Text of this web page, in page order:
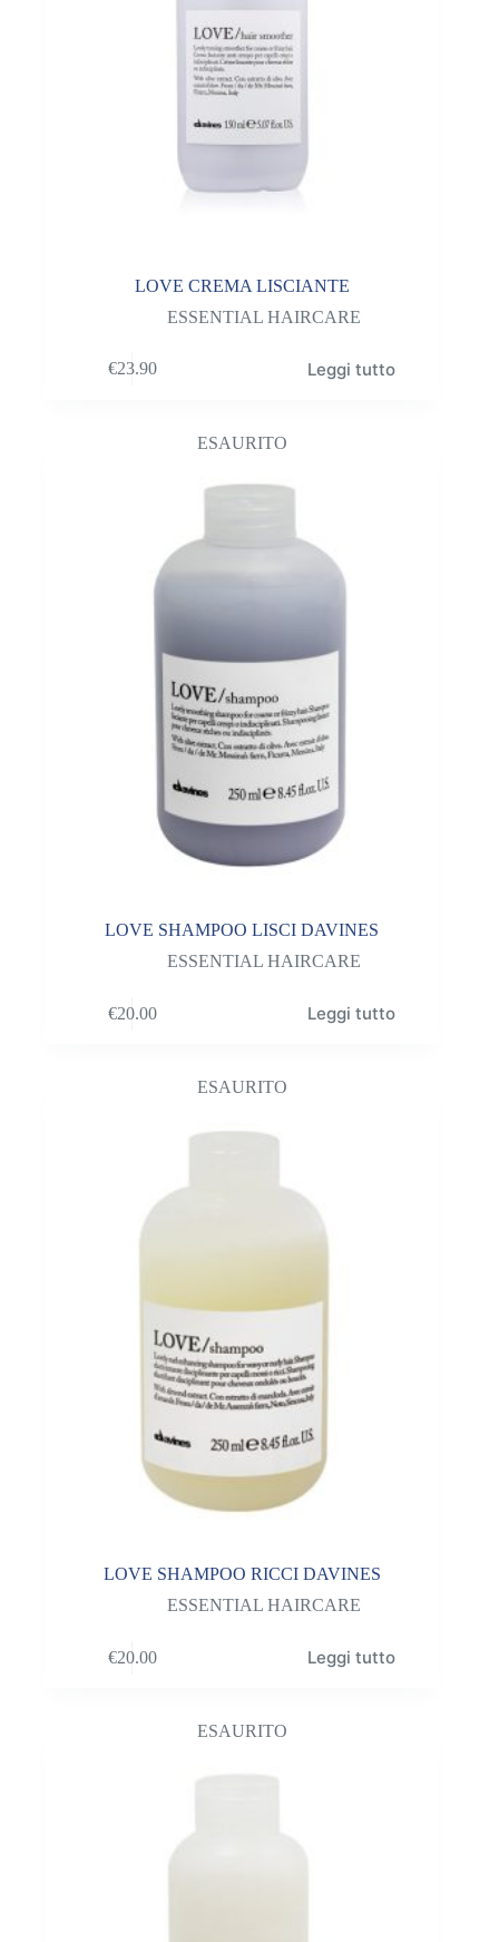
LOVE CREMA LISCIANTE
ESSENTIAL HAIRCARE
€23.90 Leggi tutto
ESAURITO
LOVE SHAMPOO LISCI DAVINES
ESSENTIAL HAIRCARE
€20.00 Leggi tutto
ESAURITO
LOVE SHAMPOO RICCI DAVINES
ESSENTIAL HAIRCARE
€20.00 Leggi tutto
ESAURITO